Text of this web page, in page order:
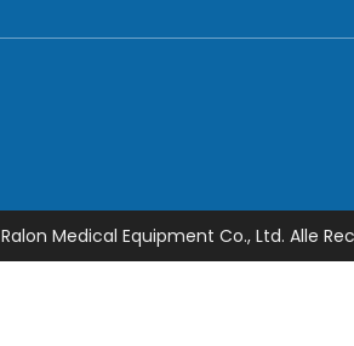
Ralon Medical Equipment Co., Ltd. Alle